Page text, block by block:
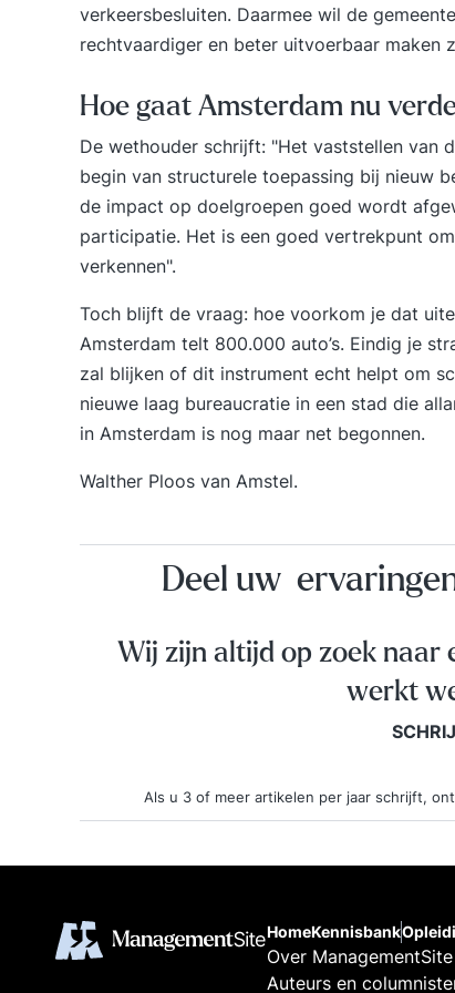
verkeersbesluiten. Daarmee wil de
rechtvaardiger en beter uitvoerbaar maken
Hoe gaat Amsterdam nu
De wethouder schrijft: "Het vaststellen van
begin van structurele toepassing bij nieuw
de impact op doelgroepen goed wordt
participatie. Het is een goed vertrekpunt
verkennen".
Toch blijft de vraag: hoe voorkom je dat
Amsterdam telt 800.000 auto’s. Eindig je
zal blijken of dit instrument echt helpt om
nieuwe laag bureaucratie in een stad die
in Amsterdam is nog maar net begonnen.
Walther Ploos van Amstel.
Deel uw
Wij zijn altijd op zoek
werkt
Als u 3 of meer artikelen per jaar schrijft,
HomeKennisbank
Over ManagementSite
Auteurs en